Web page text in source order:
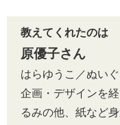
教えてくれたのは
原優子さん
はらゆうこ／ぬい
企画・デザインを
るみの他、紙など